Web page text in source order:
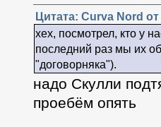
Цитата: Curva Nord
хех, посмотрел, кто у
последний раз мы их
"договорняка").
надо Скулли
проебём опять